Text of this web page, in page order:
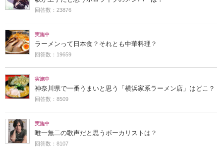
回答数：23876
実施中
ラーメンって日本食？それとも中華料理？
回答数：19659
実施中
神奈川県で一番うまいと思う「横浜家系ラーメン店」はどこ？
回答数：8509
実施中
唯一無二の歌声だと思うボーカリストは？
回答数：8107